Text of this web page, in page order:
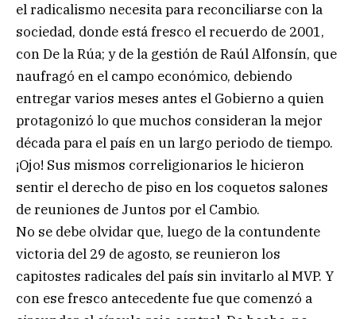
el radicalismo necesita para reconciliarse con la
sociedad, donde está fresco el recuerdo de 2001,
con De la Rúa; y de la gestión de Raúl Alfonsín, que
naufragó en el campo económico, debiendo
entregar varios meses antes el Gobierno a quien
protagonizó lo que muchos consideran la mejor
década para el país en un largo periodo de tiempo.
¡Ojo! Sus mismos correligionarios le hicieron
sentir el derecho de piso en los coquetos salones
de reuniones de Juntos por el Cambio.
No se debe olvidar que, luego de la contundente
victoria del 29 de agosto, se reunieron los
capitostes radicales del país sin invitarlo al MVP. Y
con ese fresco antecedente fue que comenzó a